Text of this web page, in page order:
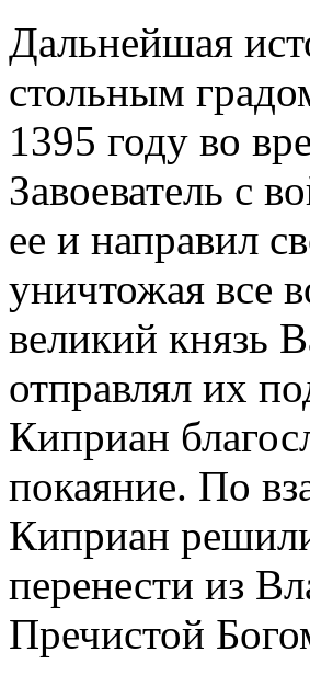
Дальнейшая
стольным
1395 году во
Завоеватель с
ее и направил
уничтожая все
великий князь
отправлял их
Киприан
покаяние. По
Киприан
перенести из
Пречистой